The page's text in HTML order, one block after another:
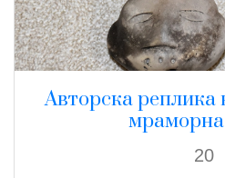
Авторска реплика
мраморна
20